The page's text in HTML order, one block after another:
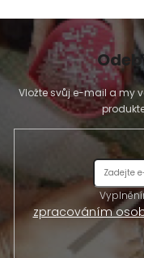
Vložte svůj e-mail a my
zpracováním